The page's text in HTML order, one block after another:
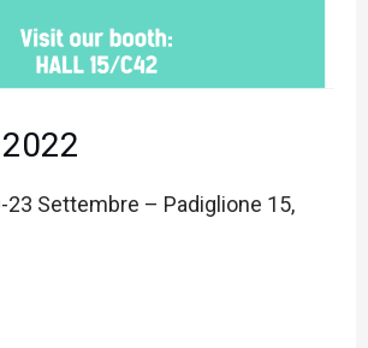
23 Settembre – Padiglione 15,